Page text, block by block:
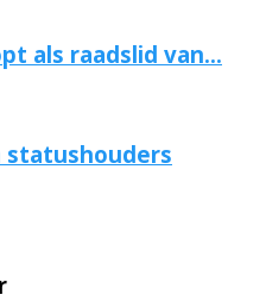
als raadslid van...